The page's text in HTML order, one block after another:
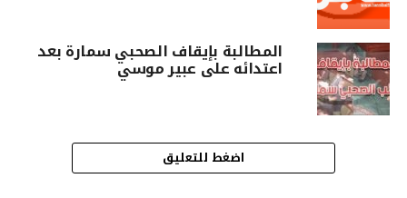
المطالبة بإيقاف الصحبي سمارة بعد
اعتدائه على عبير موسي
اضغط للتعليق